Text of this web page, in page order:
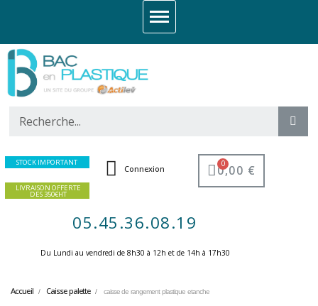
STOCK IMPORTANT
LIVRAISON OFFERTE
DES 350€HT
Connexion 0,00 €
05.45.36.08.19
Du Lundi au vendredi de 8h30 à 12h et de 14h à 17h30 ​
Accueil Caisse palette caisse de rangement plastique etanche